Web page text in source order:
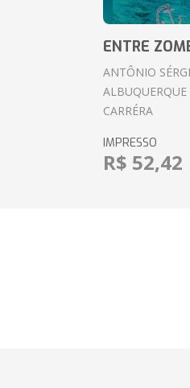
ENTRE
ANTÔNIO
CARRÉRA
IMPRESSO
R$ 52,42